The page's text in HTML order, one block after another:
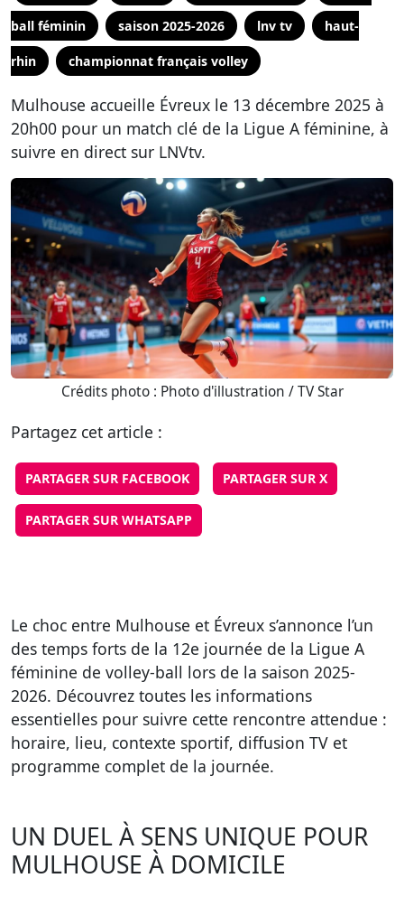
ball féminin saison 2025-2026 lnv tv haut-
rhin championnat français volley
Mulhouse accueille Évreux le 13 décembre 2025 à
20h00 pour un match clé de la Ligue A féminine, à
suivre en direct sur LNVtv.
Crédits photo : Photo d'illustration / TV Star
Partagez cet article :
PARTAGER SUR FACEBOOK PARTAGER SUR X
PARTAGER SUR WHATSAPP
Le choc entre Mulhouse et Évreux s’annonce l’un
des temps forts de la 12e journée de la Ligue A
féminine de volley-ball lors de la saison 2025-
2026. Découvrez toutes les informations
essentielles pour suivre cette rencontre attendue :
horaire, lieu, contexte sportif, diffusion TV et
programme complet de la journée.
UN DUEL À SENS UNIQUE POUR
MULHOUSE À DOMICILE